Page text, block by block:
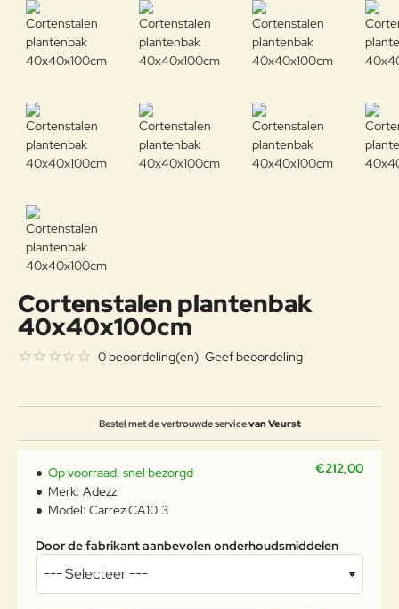
Cortenstalen plantenbak
40x40x100cm
Bestel met de vertrouwde servicevan Veurst
0 beoordeling(en) Geef beoordeling
€212,00
Op voorraad, snel bezorgd
Merk: Adezz
Model: Carrez CA10.3
Door de fabrikant aanbevolen onderhoudsmiddelen